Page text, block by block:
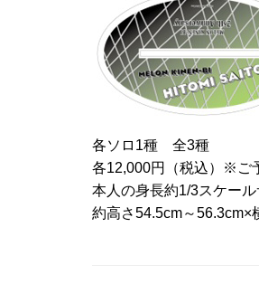
各ソロ1種 全3種
各12,000円（税込）※ご
本人の身長約1/3スケー
約高さ54.5cm～56.3cm×